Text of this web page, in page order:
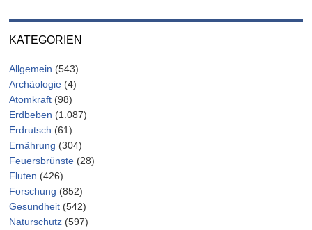
KATEGORIEN
Allgemein (543)
Archäologie (4)
Atomkraft (98)
Erdbeben (1.087)
Erdrutsch (61)
Ernährung (304)
Feuersbrünste (28)
Fluten (426)
Forschung (852)
Gesundheit (542)
Naturschutz (597)